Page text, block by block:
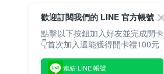
歡迎訂閱我們的 LINE 官方帳號
點擊以下按鈕加入好友並完成開卡
👇首次加入還能獲得開卡禮100元
連結 LINE 帳號